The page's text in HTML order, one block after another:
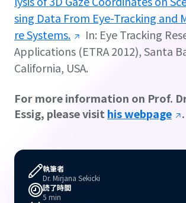
sing Data From Eye-Tracking and
re Systems.
In: Eye Tracking
Applications (ETRA 2012), Santa
California, USA.
For more information on Prof.
Essig, please visithis webpage .
執筆者
Dr. Mirjana Sekicki
読了時間
5 min